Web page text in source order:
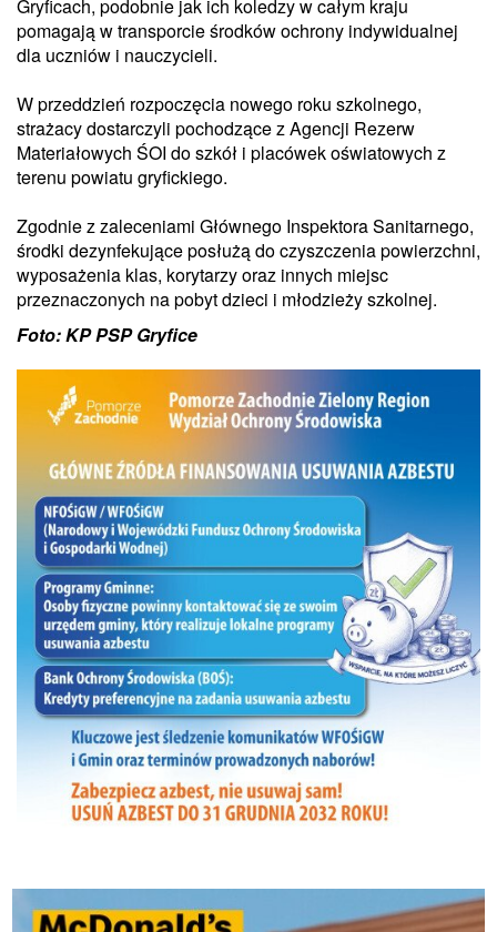
Gryficach, podobnie jak ich koledzy w całym kraju
pomagają w transporcie środków ochrony indywidualnej
dla uczniów i nauczycieli.
W przeddzień rozpoczęcia nowego roku szkolnego,
strażacy dostarczyli pochodzące z Agencji Rezerw
Materiałowych ŚOI do szkół i placówek oświatowych z
terenu powiatu gryfickiego.
Zgodnie z zaleceniami Głównego Inspektora Sanitarnego,
środki dezynfekujące posłużą do czyszczenia powierzchni,
wyposażenia klas, korytarzy oraz innych miejsc
przeznaczonych na pobyt dzieci i młodzieży szkolnej.
Foto: KP PSP Gryfice